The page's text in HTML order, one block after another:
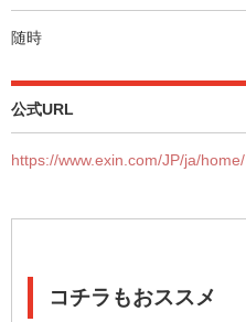
随時
公式URL
https://www.exin.com/JP/ja/home/
コチラもおススメ